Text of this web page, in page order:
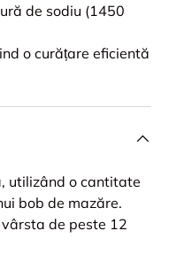
de sodiu (1450
o curățare eficientă
utilizând o cantitate
bob de mazăre.
de peste 12